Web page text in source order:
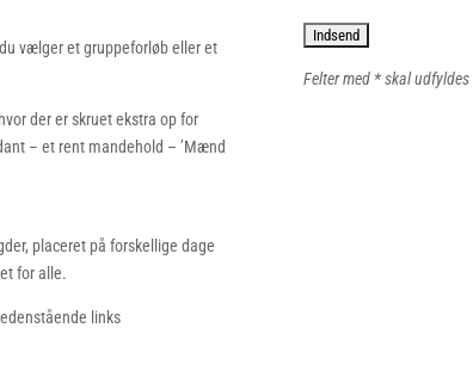
vælger et gruppeforløb eller et
der er skruet ekstra op for
– et rent mandehold – ’Mænd
placeret på forskellige dage
for alle.
links
Felter med * skal udfyldes